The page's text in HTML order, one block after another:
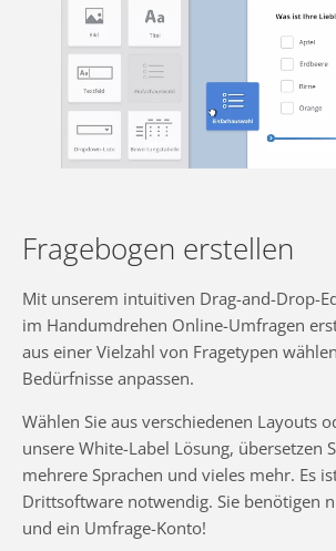
Fragebogen erstellen
Mit unserem intuitiven Drag-and-Drop-
im Handumdrehen Online-Umfragen
aus einer Vielzahl von Fragetypen
Bedürfnisse anpassen.
Wählen Sie aus verschiedenen Layouts
unsere White-Label Lösung, übersetzen
mehrere Sprachen und vieles mehr. Es
Drittsoftware notwendig. Sie benötigen
und ein Umfrage-Konto!